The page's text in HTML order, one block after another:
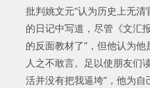
批判姚文元“认为历史上无清
的日记中写道，尽管《文汇
的反面教材了”，但他认为
人之不敢言。足以使朋友们
活并没有把我逼垮”，他为自